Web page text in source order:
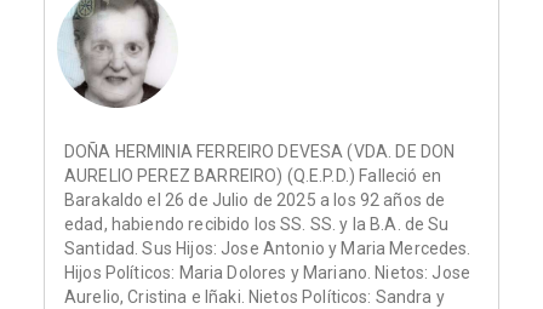
DOÑA HERMINIA FERREIRO DEVESA (VDA. DE DON
AURELIO PEREZ BARREIRO) (Q.E.P.D.) Falleció en
Barakaldo el 26 de Julio de 2025 a los 92 años de
edad, habiendo recibido los SS. SS. y la B.A. de Su
Santidad. Sus Hijos: Jose Antonio y Maria Mercedes.
Hijos Políticos: Maria Dolores y Mariano. Nietos: Jose
Aurelio, Cristina e Iñaki. Nietos Políticos: Sandra y